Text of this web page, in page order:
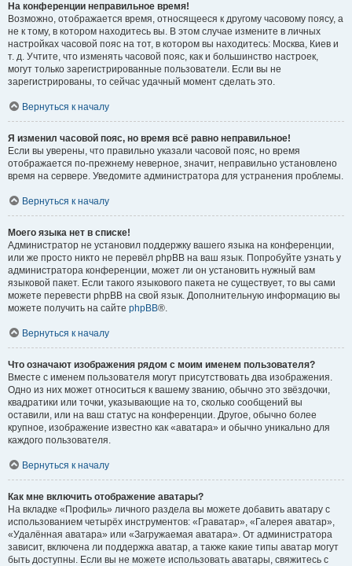
На конференции неправильное время!
Возможно, отображается время, относящееся к другому часовому поясу, а
не к тому, в котором находитесь вы. В этом случае измените в личных
настройках часовой пояс на тот, в котором вы находитесь: Москва, Киев и
т. д. Учтите, что изменять часовой пояс, как и большинство настроек,
могут только зарегистрированные пользователи. Если вы не
зарегистрированы, то сейчас удачный момент сделать это.
Вернуться к началу
Я изменил часовой пояс, но время всё равно неправильное!
Если вы уверены, что правильно указали часовой пояс, но время
отображается по-прежнему неверное, значит, неправильно установлено
время на сервере. Уведомите администратора для устранения проблемы.
Вернуться к началу
Моего языка нет в списке!
Администратор не установил поддержку вашего языка на конференции,
или же просто никто не перевёл phpBB на ваш язык. Попробуйте узнать у
администратора конференции, может ли он установить нужный вам
языковой пакет. Если такого языкового пакета не существует, то вы сами
можете перевести phpBB на свой язык. Дополнительную информацию вы
можете получить на сайте phpBB®.
Вернуться к началу
Что означают изображения рядом с моим именем пользователя?
Вместе с именем пользователя могут присутствовать два изображения.
Одно из них может относиться к вашему званию, обычно это звёздочки,
квадратики или точки, указывающие на то, сколько сообщений вы
оставили, или на ваш статус на конференции. Другое, обычно более
крупное, изображение известно как «аватара» и обычно уникально для
каждого пользователя.
Вернуться к началу
Как мне включить отображение аватары?
На вкладке «Профиль» личного раздела вы можете добавить аватару с
использованием четырёх инструментов: «Граватар», «Галерея аватар»,
«Удалённая аватара» или «Загружаемая аватара». От администратора
зависит, включена ли поддержка аватар, а также какие типы аватар могут
быть доступны. Если вы не можете использовать аватары, свяжитесь с